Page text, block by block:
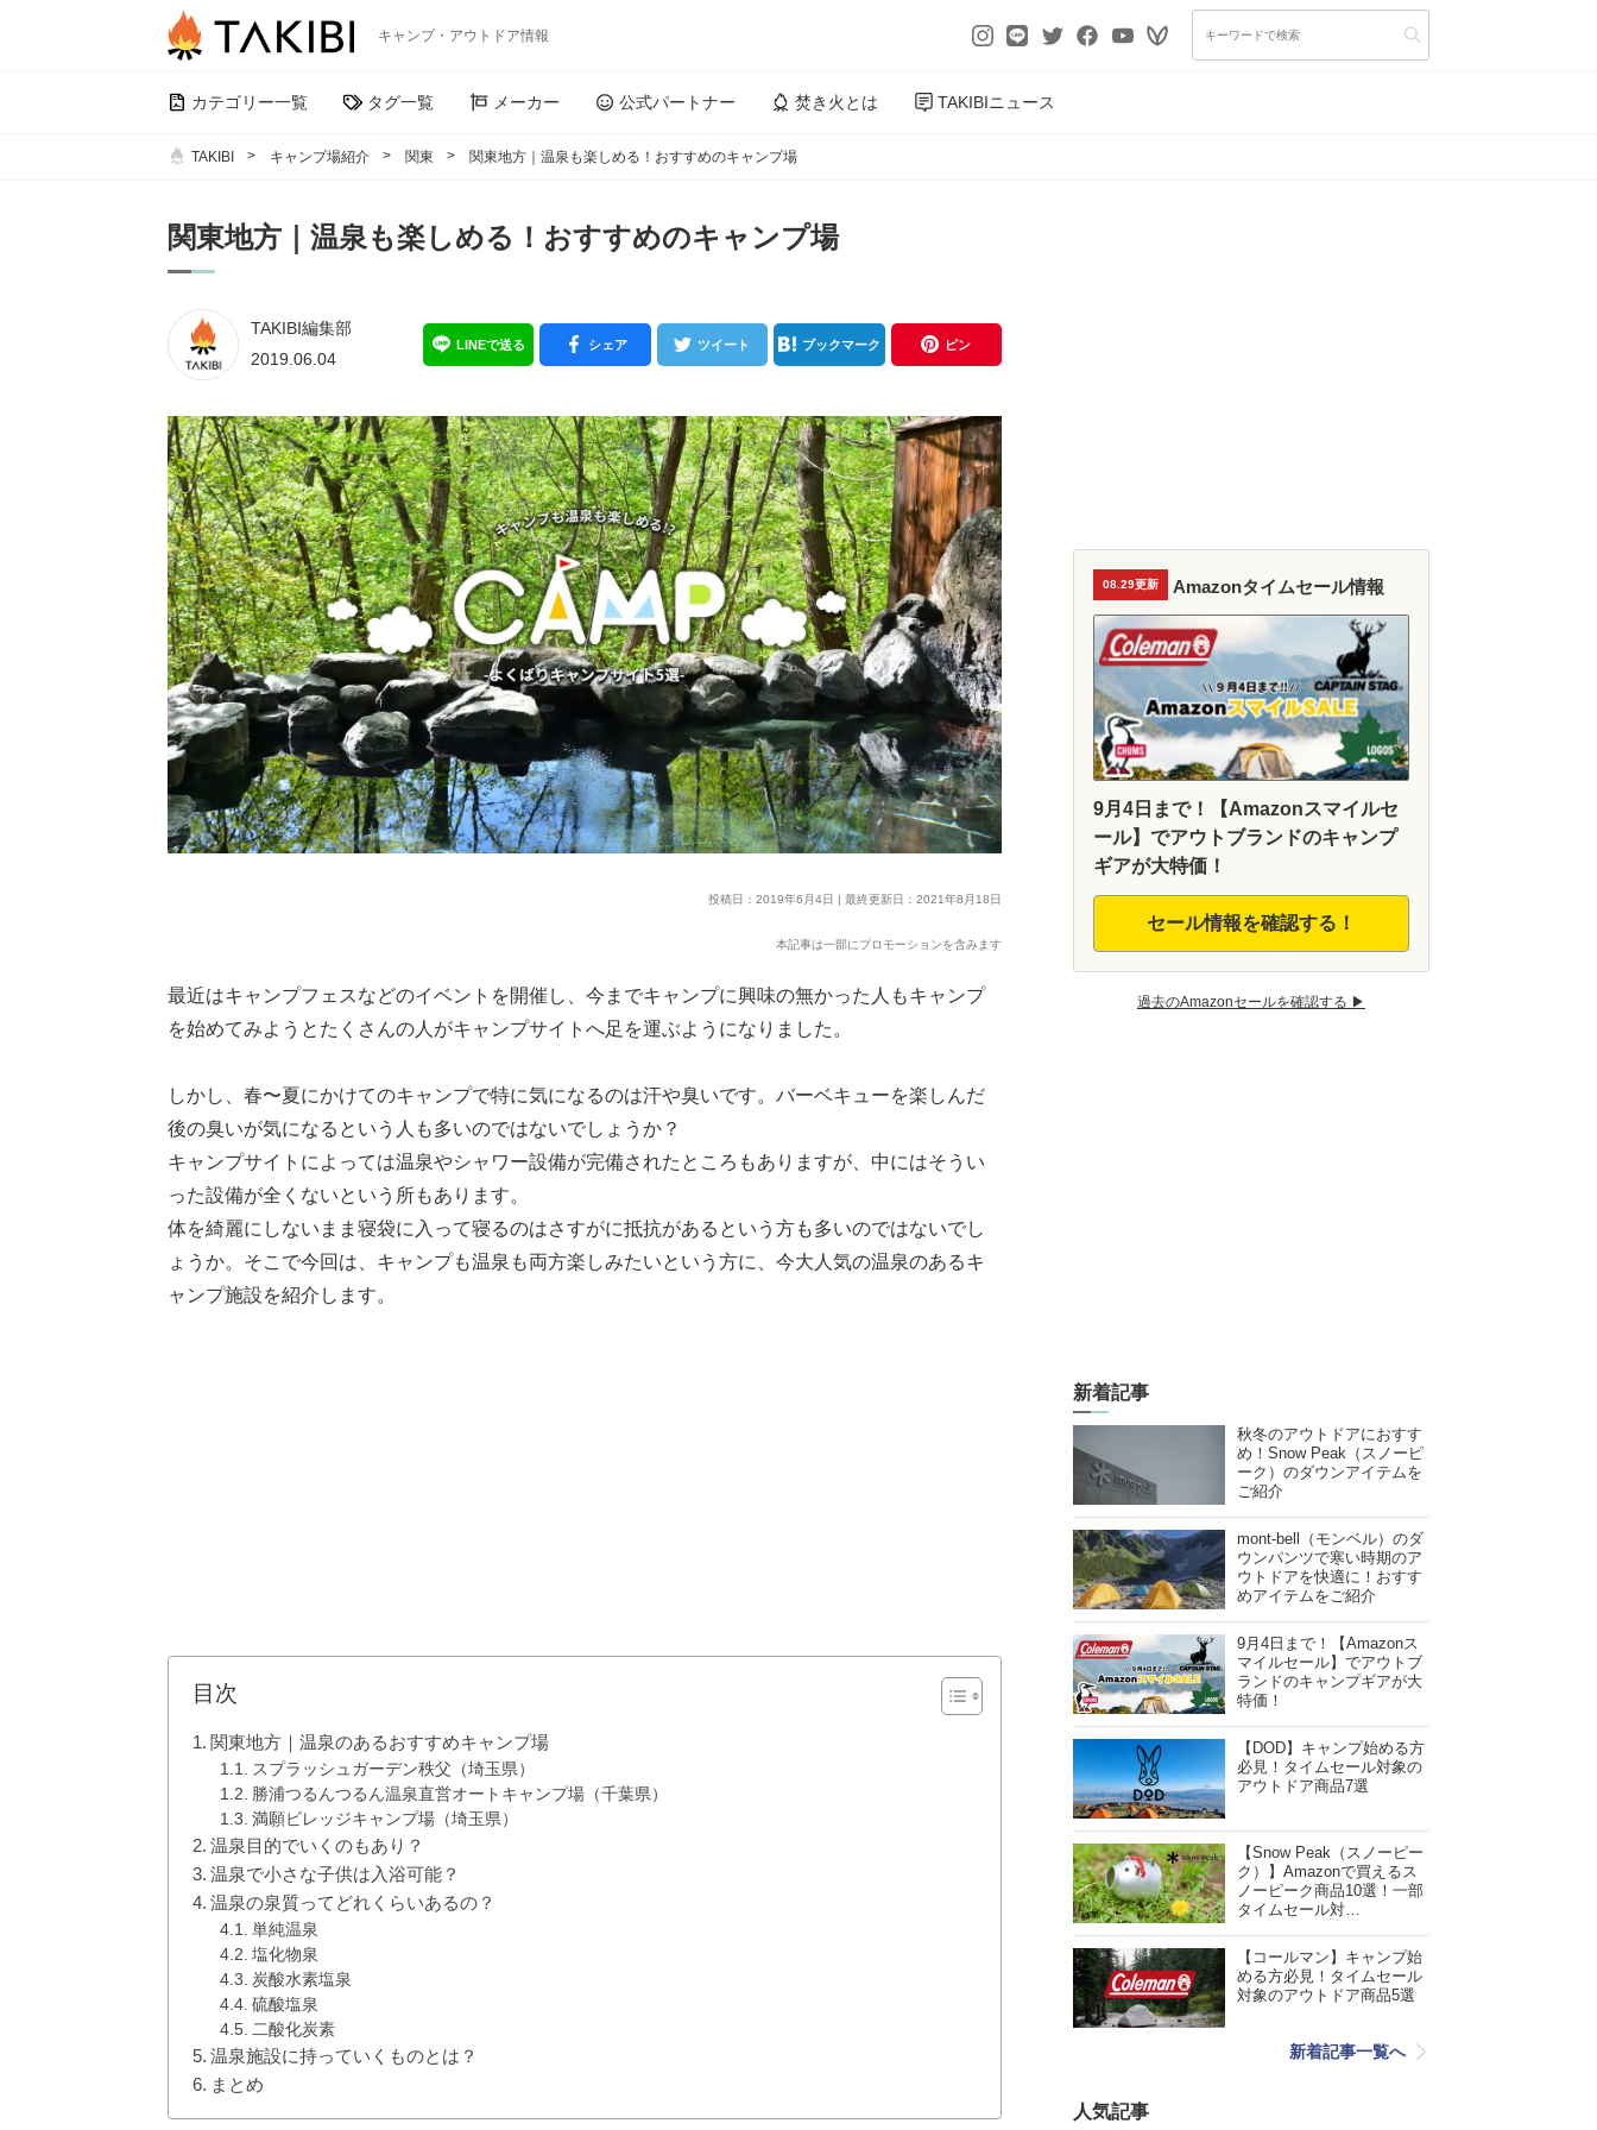
キャンプ・アウトドア情報
カテゴリー一覧 タグ一覧 メーカー 公式パートナー 焚き火とは TAKIBIニュース
TAKIBI キャンプ場紹介 関東 関東地方｜温泉も楽しめる！おすすめのキャンプ場
関東地方｜温泉も楽しめる！おすすめのキャンプ場
TAKIBI編集部
2019.06.04
LINEで送る シェア ツイート ブックマーク ピン
投稿日：2019年6月4日 | 最終更新日：2021年8月18日
本記事は一部にプロモーションを含みます
最近はキャンプフェスなどのイベントを開催し、今までキャンプに興味の無かった人もキャンプ
を始めてみようとたくさんの人がキャンプサイトへ足を運ぶようになりました。
しかし、春〜夏にかけてのキャンプで特に気になるのは汗や臭いです。バーベキューを楽しんだ
後の臭いが気になるという人も多いのではないでしょうか？
キャンプサイトによっては温泉やシャワー設備が完備されたところもありますが、中にはそうい
った設備が全くないという所もあります。
体を綺麗にしないまま寝袋に入って寝るのはさすがに抵抗があるという方も多いのではないでし
ょうか。そこで今回は、キャンプも温泉も両方楽しみたいという方に、今大人気の温泉のあるキ
ャンプ施設を紹介します。
目次
関東地方｜温泉のあるおすすめキャンプ場
スプラッシュガーデン秩父（埼玉県）
勝浦つるんつるん温泉直営オートキャンプ場（千葉県）
満願ビレッジキャンプ場（埼玉県）
温泉目的でいくのもあり？
温泉で小さな子供は入浴可能？
温泉の泉質ってどれくらいあるの？
単純温泉
塩化物泉
炭酸水素塩泉
硫酸塩泉
二酸化炭素
温泉施設に持っていくものとは？
まとめ
08.29更新 Amazonタイムセール情報
9月4日まで！【Amazonスマイルセ
ール】でアウトブランドのキャンプ
ギアが大特価！
セール情報を確認する！
過去のAmazonセールを確認する ▶︎
新着記事
秋冬のアウトドアにおすす
め！Snow Peak（スノーピ
ーク）のダウンアイテムを
ご紹介
mont-bell（モンベル）のダ
ウンパンツで寒い時期のア
ウトドアを快適に！おすす
めアイテムをご紹介
9月4日まで！【Amazonス
マイルセール】でアウトブ
ランドのキャンプギアが大
特価！
【DOD】キャンプ始める方
必見！タイムセール対象の
アウトドア商品7選
【Snow Peak（スノーピー
ク）】Amazonで買えるス
ノーピーク商品10選！一部
タイムセール対…
【コールマン】キャンプ始
める方必見！タイムセール
対象のアウトドア商品5選
新着記事一覧へ
人気記事